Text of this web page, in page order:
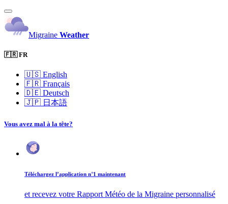
Migraine Weather
🇫🇷 FR
🇺🇸 English
🇫🇷 Français
🇩🇪 Deutsch
🇯🇵 日本語
Vous avez mal à la tête?
Téléchargez l’application n°1 maintenant
et recevez votre Rapport Météo de la Migraine personnalisé